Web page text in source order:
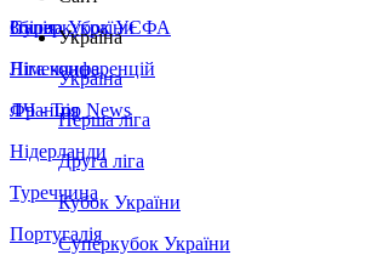
Збірна України
Італія
Німеччина
Франція
Нідерланди
Туреччина
Португалія
Суперкубок УЄФА
Ліга конференцій
ЛЧ - Top News
Україна
Україна
Перша ліга
Друга ліга
Кубок України
Суперкубок України